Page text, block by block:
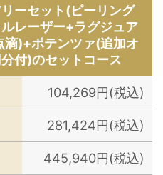
ーセット(ピーリング
レーザー+ラグジュア
滴)+ポテンツァ(追加オ
付)のセットコース
104,269円(税込)
281,424円(税込)
445,940円(税込)